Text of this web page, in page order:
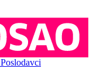
Poslodavci